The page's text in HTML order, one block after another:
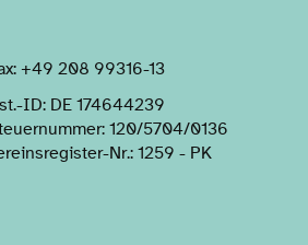
+49 208 99316-13
ID: DE 174644239
120/5704/0136
Nr.: 1259 - PK